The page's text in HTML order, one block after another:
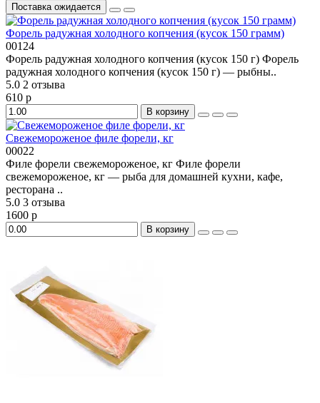
Поставка ожидается
Форель радужная холодного копчения (кусок 150 грамм)
00124
Форель радужная холодного копчения (кусок 150 г) Форель
радужная холодного копчения (кусок 150 г) — рыбны..
5.0 2 отзыва
610 р
В корзину
Свежемороженое филе форели, кг
00022
Филе форели свежемороженое, кг Филе форели
свежемороженое, кг — рыба для домашней кухни, кафе,
ресторана ..
5.0 3 отзыва
1600 р
В корзину